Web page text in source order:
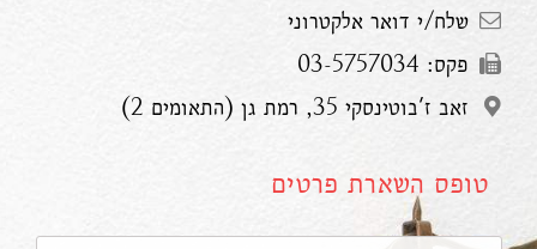
שלח/י דואר אלקטרוני
פקס: 03-5757034
זאב ז'בוטינסקי 35, רמת גן (התאומים 2)
טופס השארת פרטים